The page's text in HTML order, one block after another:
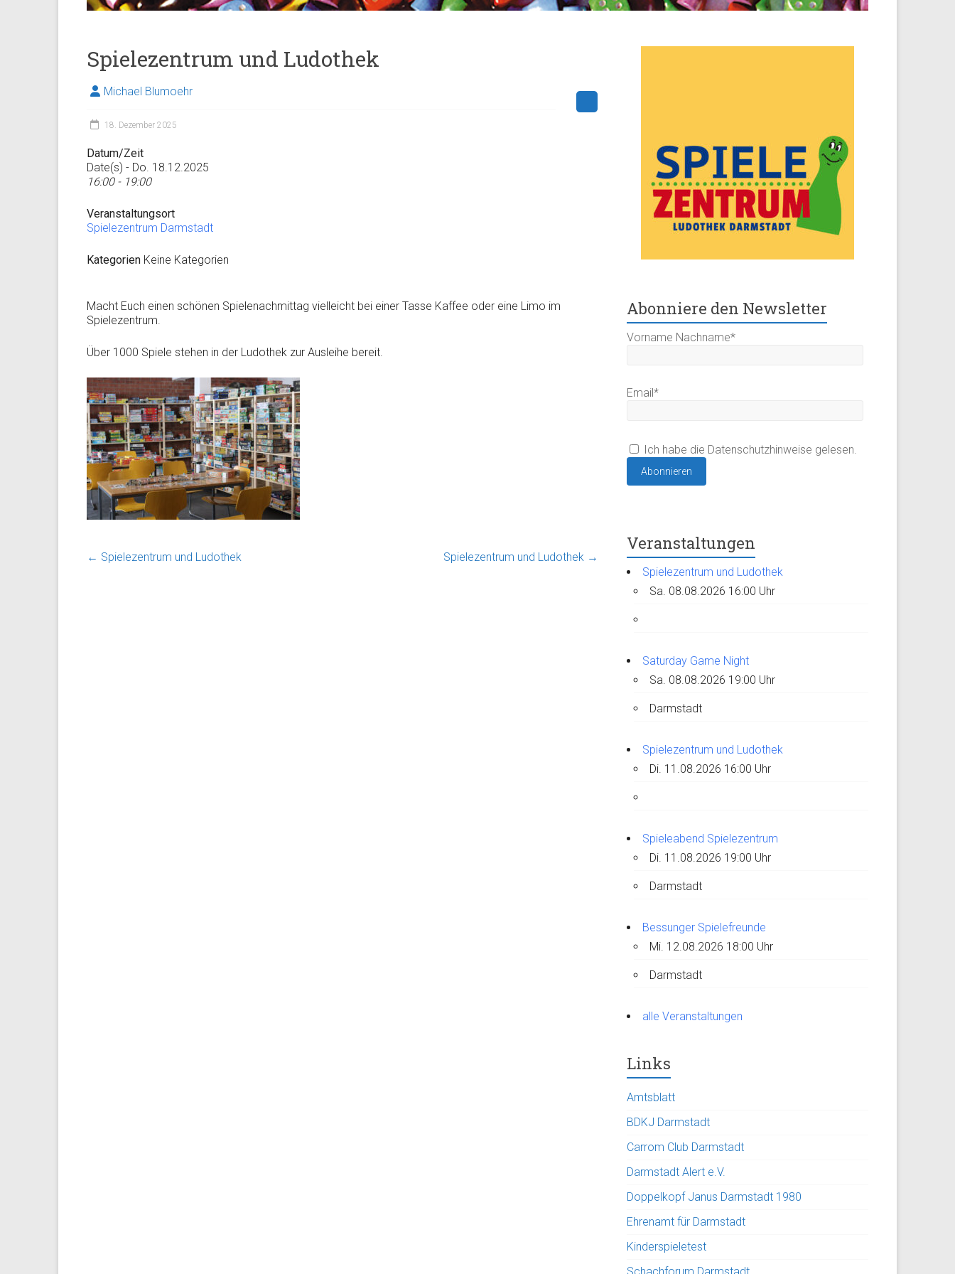
Spielezentrum und Ludothek
Michael Blumoehr
18. Dezember 2025
Datum/Zeit
Date(s) - Do. 18.12.2025
16:00 - 19:00
Veranstaltungsort
Spielezentrum Darmstadt
Kategorien Keine Kategorien
Macht Euch einen schönen Spielenachmittag vielleicht bei einer Tasse Kaffee oder eine Limo im
Spielezentrum.
Über 1000 Spiele stehen in der Ludothek zur Ausleihe bereit.
← Spielezentrum und Ludothek Spielezentrum und Ludothek →
Abonniere den Newsletter
Vorname Nachname*
Email*
Ich habe die Datenschutzhinweise gelesen.
Veranstaltungen
Spielezentrum und Ludothek
Sa. 08.08.2026 16:00 Uhr
Saturday Game Night
Sa. 08.08.2026 19:00 Uhr
Darmstadt
Spielezentrum und Ludothek
Di. 11.08.2026 16:00 Uhr
Spieleabend Spielezentrum
Di. 11.08.2026 19:00 Uhr
Darmstadt
Bessunger Spielefreunde
Mi. 12.08.2026 18:00 Uhr
Darmstadt
alle Veranstaltungen
Links
Amtsblatt
BDKJ Darmstadt
Carrom Club Darmstadt
Darmstadt Alert e.V.
Doppelkopf Janus Darmstadt 1980
Ehrenamt für Darmstadt
Kinderspieletest